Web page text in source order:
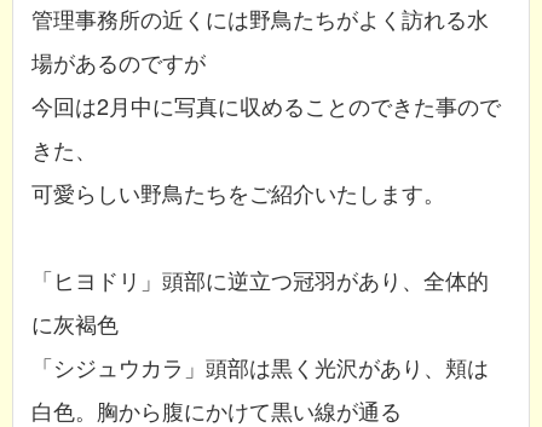
管理事務所の近くには野鳥たちがよく訪れる水
場があるのですが
今回は2月中に写真に収めることのできた事ので
きた、
可愛らしい野鳥たちをご紹介いたします。
「ヒヨドリ」頭部に逆立つ冠羽があり、全体的
に灰褐色
「シジュウカラ」頭部は黒く光沢があり、頬は
白色。胸から腹にかけて黒い線が通る